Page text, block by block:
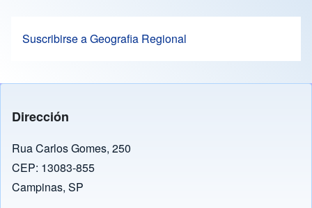
Suscribirse a Geografia Regional
Dirección
Rua Carlos Gomes, 250
CEP: 13083-855
Campinas, SP